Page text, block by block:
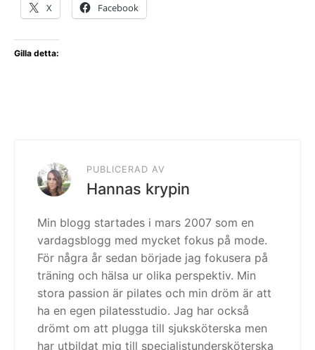
X Facebook
Gilla detta:
PUBLICERAD AV
Hannas krypin
Min blogg startades i mars 2007 som en
vardagsblogg med mycket fokus på mode.
För några år sedan började jag fokusera på
träning och hälsa ur olika perspektiv. Min
stora passion är pilates och min dröm är att
ha en egen pilatesstudio. Jag har också
drömt om att plugga till sjuksköterska men
har utbildat mig till specialistundersköterska